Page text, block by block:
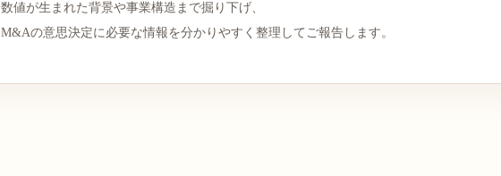
数値が生まれた背景や事業構造まで掘り下げ、
M&Aの意思決定に必要な情報を分かりやすく整理してご報告します。